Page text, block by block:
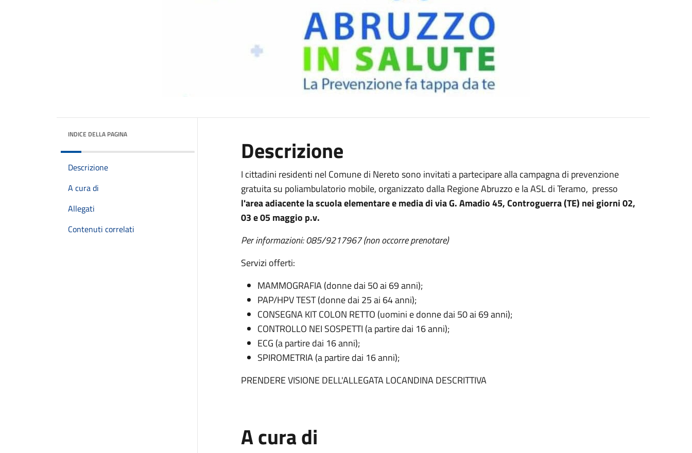
INDICE DELLA PAGINA
Descrizione
A cura di
Allegati
Contenuti correlati
Descrizione
I cittadini residenti nel Comune di Nereto sono invitati a partecipare alla campagna di prevenzione
gratuita su poliambulatorio mobile, organizzato dalla Regione Abruzzo e la ASL di Teramo, presso
l'area adiacente la scuola elementare e media di via G. Amadio 45, Controguerra (TE) nei giorni 02,
03 e 05 maggio p.v.
Per informazioni: 085/9217967 (non occorre prenotare)
Servizi offerti:
MAMMOGRAFIA (donne dai 50 ai 69 anni);
PAP/HPV TEST (donne dai 25 ai 64 anni);
CONSEGNA KIT COLON RETTO (uomini e donne dai 50 ai 69 anni);
CONTROLLO NEI SOSPETTI (a partire dai 16 anni);
ECG (a partire dai 16 anni);
SPIROMETRIA (a partire dai 16 anni);
PRENDERE VISIONE DELL'ALLEGATA LOCANDINA DESCRITTIVA
A cura di